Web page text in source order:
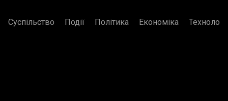
Суспільство Події Політика Економіка Технології